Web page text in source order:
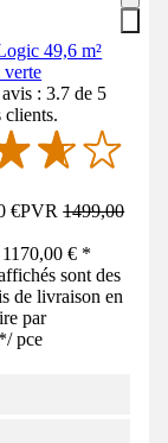
49,6 m²
: 3.7 de 5
clients.
€PVR1499,00
€ *
sont des
de livraison en
par
*/ pce